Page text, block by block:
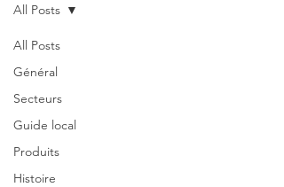
All Posts
Général
Secteurs
Guide local
Produits
Histoire
All Posts